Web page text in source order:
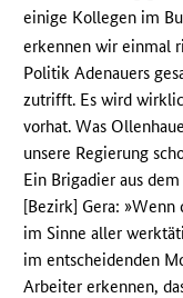
einige Kollegen im
erkennen wir einmal
Politik Adenauers
zutrifft. Es wird
vorhat. Was
unsere Regierung
Ein Brigadier aus
[Bezirk] Gera:
im Sinne aller
im entscheidenden
Arbeiter erkennen,